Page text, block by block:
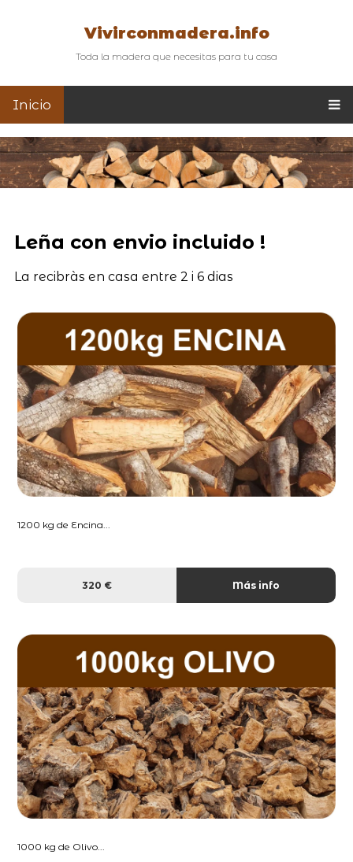
Vivirconmadera.info
Toda la madera que necesitas para tu casa
Inicio
Leña con envio incluido !
La recibràs en casa entre 2 i 6 dias
1200 kg de Encina...
320 € Más info
1000 kg de Olivo...